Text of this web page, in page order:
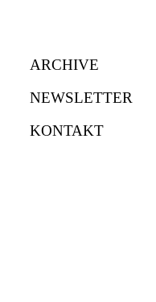
ARCHIVE
NEWSLETTER
KONTAKT